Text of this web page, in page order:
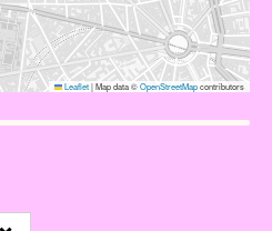
Leaflet|Map data ©OpenStreetMapcontributors